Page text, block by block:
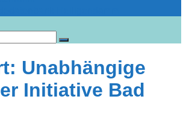
Suchen
Unabhängige
Initiative Bad